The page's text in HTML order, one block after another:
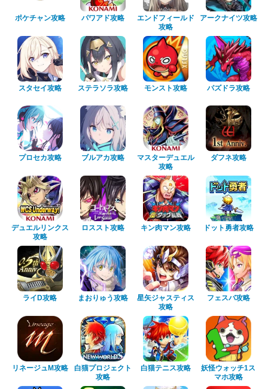
ポケチャン攻略 パワアド攻略
エンドフィールド
攻略
アークナイツ攻略
スタセイ攻略 ステラソラ攻略 モンスト攻略 パズドラ攻略
プロセカ攻略 ブルアカ攻略
マスターデュエル
攻略
ダフネ攻略
デュエルリンクス
攻略
ロススト攻略 キン肉マン攻略 ドット勇者攻略
ライD攻略 まおりゅう攻略
星矢ジャスティス
攻略
フェスバ攻略
リネージュM攻略
白猫プロジェクト
攻略
白猫テニス攻略
妖怪ウォッチ1ス
マホ攻略